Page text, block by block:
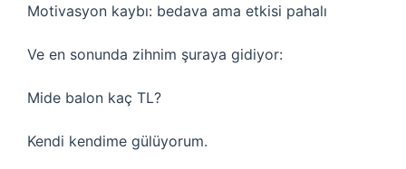
Motivasyon kaybı: bedava ama etkisi pahalı
Ve en sonunda zihnim şuraya gidiyor:
Mide balon kaç TL?
Kendi kendime gülüyorum.